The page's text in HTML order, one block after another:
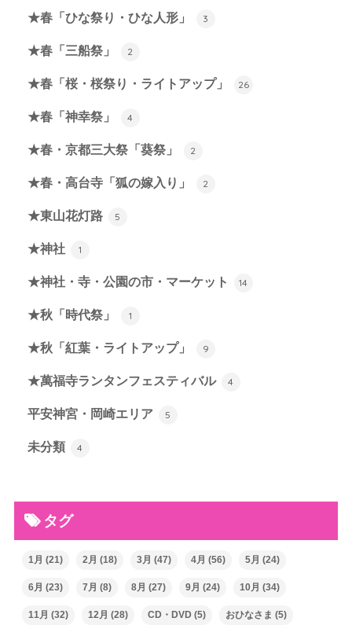
★春「ひな祭り・ひな人形」 3
★春「三船祭」 2
★春「桜・桜祭り・ライトアップ」 26
★春「神幸祭」 4
★春・京都三大祭「葵祭」 2
★春・高台寺「狐の嫁入り」 2
★東山花灯路 5
★神社 1
★神社・寺・公園の市・マーケット 14
★秋「時代祭」 1
★秋「紅葉・ライトアップ」 9
★萬福寺ランタンフェスティバル 4
平安神宮・岡崎エリア 5
未分類 4
タグ
1月 (21) 2月 (18) 3月 (47) 4月 (56) 5月 (24)
6月 (23) 7月 (8) 8月 (27) 9月 (24) 10月 (34)
11月 (32) 12月 (28) CD・DVD (5) おひなさま (5)